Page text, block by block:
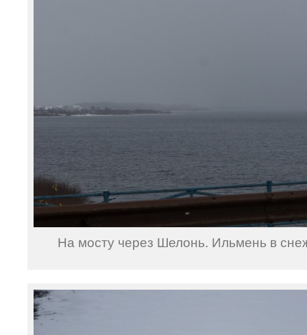
На мосту через Шелонь. Ильмень в